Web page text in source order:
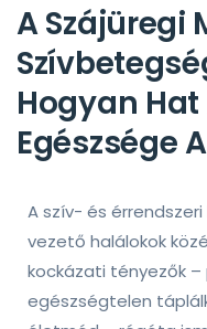
A Szájüregi
Hogyan
Egészsége
A szív- és
vezető halálokok
kockázati tényezők –
egészségtelen